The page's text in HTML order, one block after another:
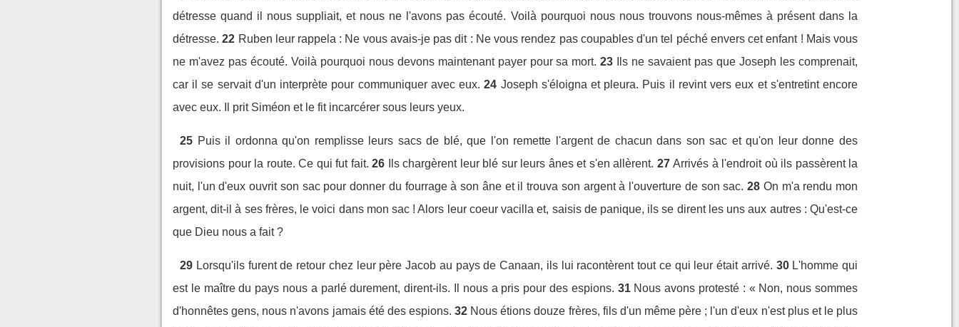
détresse quand il nous suppliait, et nous ne l'avons pas écouté. Voilà pourquoi nous nous trouvons nous-mêmes à présent dans la
détresse. 22 Ruben leur rappela : Ne vous avais-je pas dit : Ne vous rendez pas coupables d'un tel péché envers cet enfant ! Mais vous
ne m'avez pas écouté. Voilà pourquoi nous devons maintenant payer pour sa mort. 23
Ils ne savaient pas que Joseph les comprenait,
car il se servait d'un interprète pour communiquer avec eux. 24 Joseph s'éloigna et pleura. Puis il revint vers eux et s'entretint encore
avec eux. Il prit Siméon et le fit incarcérer sous leurs yeux.
25 Puis il ordonna qu'on remplisse leurs sacs de blé, que l'on remette l'argent de chacun dans son sac et qu'on leur donne des
provisions pour la route. Ce qui fut fait. 26 Ils chargèrent leur blé sur leurs ânes et s'en allèrent. 27 Arrivés à l'endroit où ils passèrent la
nuit, l'un d'eux ouvrit son sac pour donner du fourrage à son âne et il trouva son argent à l'ouverture de son sac. 28 On m'a rendu mon
argent, dit-il à ses frères, le voici dans mon sac ! Alors leur coeur vacilla et, saisis de panique, ils se dirent les uns aux autres : Qu'est-ce
que Dieu nous a fait ?
29 Lorsqu'ils furent de retour chez leur père Jacob au pays de Canaan, ils lui racontèrent tout ce qui leur était arrivé. 30 L'homme qui
est le maître du pays nous a parlé durement, dirent-ils. Il nous a pris pour des espions. 31 Nous avons protesté : « Non, nous sommes
d'honnêtes gens, nous n'avons jamais été des espions. 32 Nous étions douze frères, fils d'un même père ; l'un d'eux n'est plus et le plus